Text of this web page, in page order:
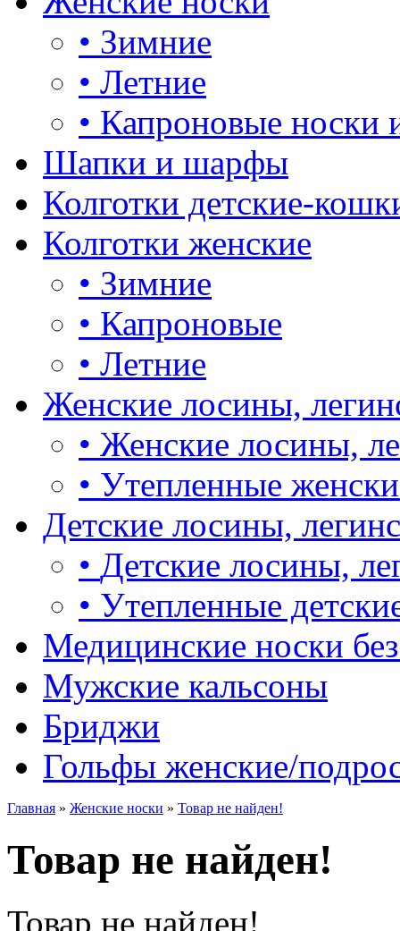
• Зимние
• Летние
• Капроновые носки
Шапки и шарфы
Колготки детские-
Колготки женские
• Зимние
• Капроновые
• Летние
Женские лосины,
• Женские лосины,
• Утепленные
Детские лосины,
• Детские лосины,
• Утепленные
Медицинские носки
Мужские кальсоны
Бриджи
Гольфы женские/
Главная » Женские носки » Товар не найден!
Товар не найден!
Товар не найден!